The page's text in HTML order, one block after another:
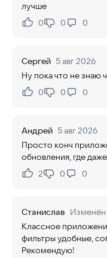
лучше
Нравится:
0Не нравится:
0 0
Сергей 5 авг 2026
Ну пока что не знаю
Нравится:
0Не нравится:
0 0
Андрей 5 авг 2026
Просто конч
обновления, где
Нравится:
2Не нравится:
0 0
Станислав Изменён
Классное
фильтры удобные,
Рекомендую!